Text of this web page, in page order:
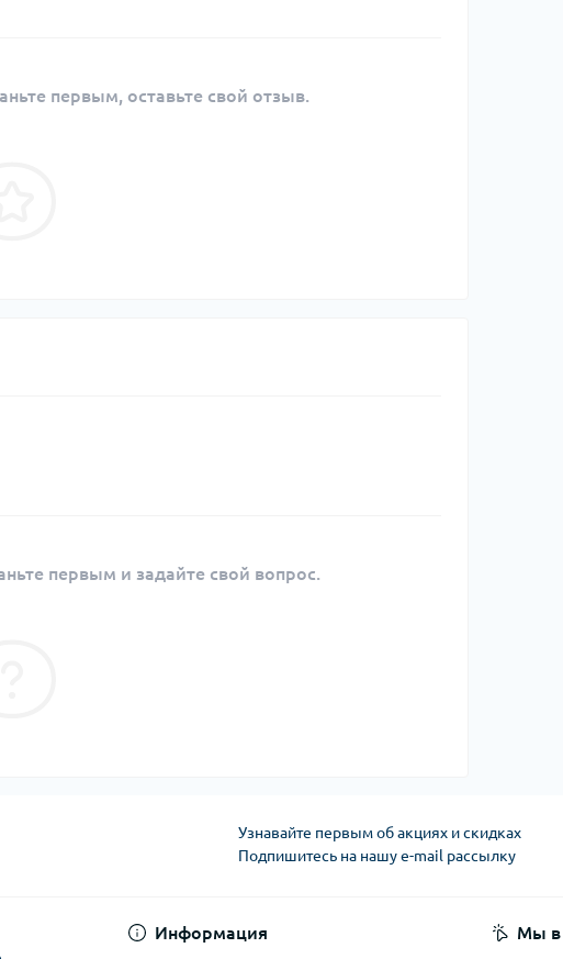
первым, оставьте свой отзыв.
первым и задайте свой вопрос.
Узнавайте первым об акциях и скидках
Подпишитесь на нашу e-mail рассылку
Информация Мы в